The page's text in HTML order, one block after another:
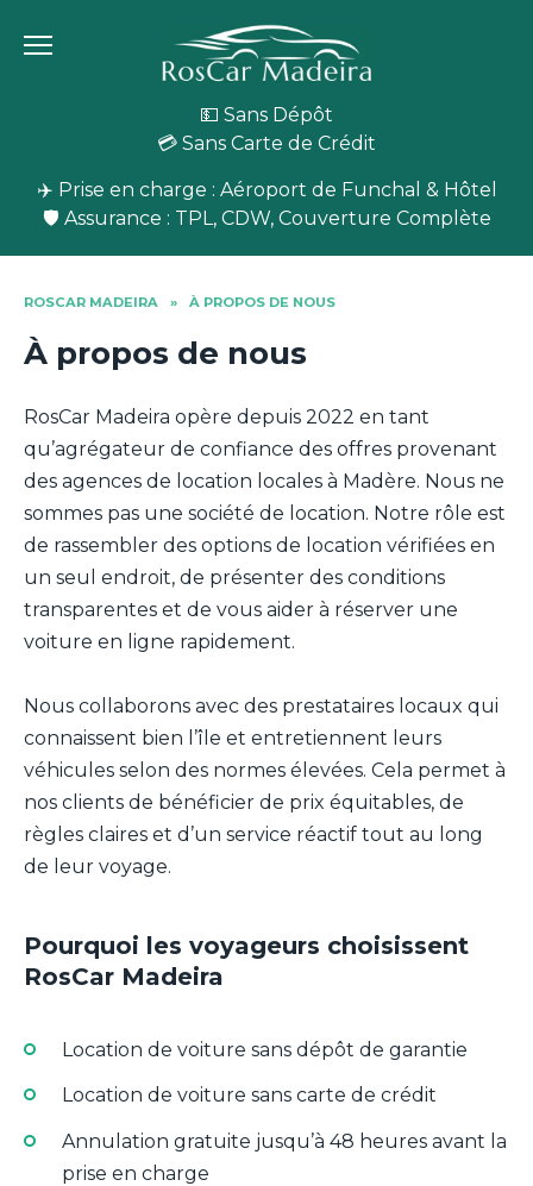
💵 Sans Dépôt
💳 Sans Carte de Crédit
✈️ Prise en charge : Aéroport de Funchal & Hôtel
🛡️ Assurance : TPL, CDW, Couverture Complète
ROSCAR MADEIRA » À PROPOS DE NOUS
À propos de nous
RosCar Madeira opère depuis 2022 en tant
qu’agrégateur de confiance des offres provenant
des agences de location locales à Madère. Nous ne
sommes pas une société de location. Notre rôle est
de rassembler des options de location vérifiées en
un seul endroit, de présenter des conditions
transparentes et de vous aider à réserver une
voiture en ligne rapidement.
Nous collaborons avec des prestataires locaux qui
connaissent bien l’île et entretiennent leurs
véhicules selon des normes élevées. Cela permet à
nos clients de bénéficier de prix équitables, de
règles claires et d’un service réactif tout au long
de leur voyage.
Pourquoi les voyageurs choisissent
RosCar Madeira
Location de voiture sans dépôt de garantie
Location de voiture sans carte de crédit
Annulation gratuite jusqu’à 48 heures avant la
prise en charge